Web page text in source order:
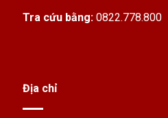
Tra cứu bằng: 0822.778.800
Địa chỉ